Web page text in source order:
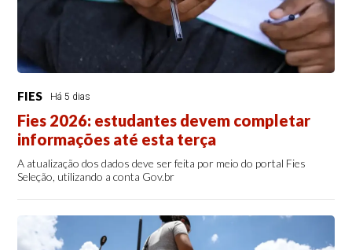
FIES Há 5 dias
Fies 2026: estudantes devem completar
informações até esta terça
A atualização dos dados deve ser feita por meio do portal Fies
Seleção, utilizando a conta Gov.br